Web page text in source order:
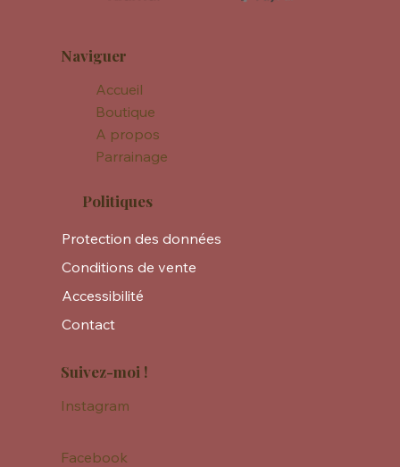
Naviguer
Accueil
Boutique
A propos
Parrainage
Politiques
Protection des données
Conditions de vente
Accessibilité
Contact
Suivez-moi !
Instagram
Facebook